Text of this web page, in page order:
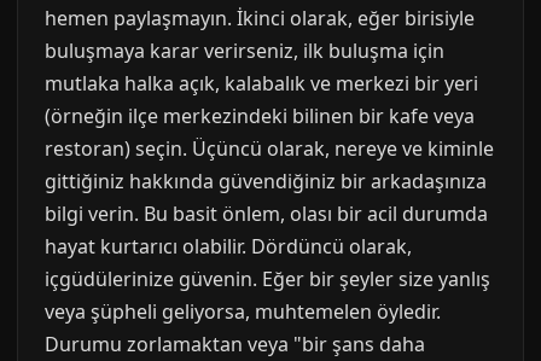
hemen paylaşmayın. İkinci olarak, eğer birisiyle
buluşmaya karar verirseniz, ilk buluşma için
mutlaka halka açık, kalabalık ve merkezi bir yeri
(örneğin ilçe merkezindeki bilinen bir kafe veya
restoran) seçin. Üçüncü olarak, nereye ve kiminle
gittiğiniz hakkında güvendiğiniz bir arkadaşınıza
bilgi verin. Bu basit önlem, olası bir acil durumda
hayat kurtarıcı olabilir. Dördüncü olarak,
içgüdülerinize güvenin. Eğer bir şeyler size yanlış
veya şüpheli geliyorsa, muhtemelen öyledir.
Durumu zorlamaktan veya "bir şans daha